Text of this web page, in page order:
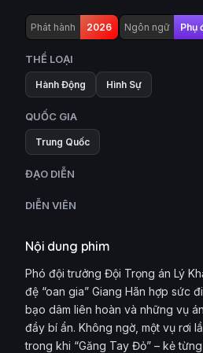
Phát hành 2026 Ngôn ngữ Phụ
THỂ LOẠI
Hành Động Hình Sự
QUỐC GIA
Trung Quốc
ĐẠO DIỄN
DIỄN VIÊN
Nội dung phim
Phó đội trưởng Đội Trọng án Lý
đệ “oan gia” Giang Hãn hợp sức
bạo dâm liên hoàn và những vụ
đầy bí ẩn. Không ngờ, một vụ rơi
trong khi “Găng Tay Đỏ” – kẻ